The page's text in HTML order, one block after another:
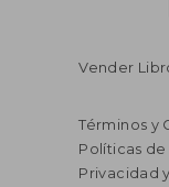
Vender
Términos y
Políticas
Privacidad